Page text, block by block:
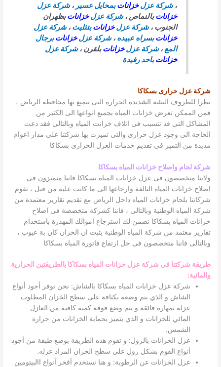
،شركة عزلخزاناتبمحايل عسير،شركة عزل
خزاناتبالنماص ،شركة عزلخزاناتبظهران
الجنوب ،شركة عزلخزاناتبتثليث،شركة عزل
خزاناتبسراه عبيده،شركة عزلخزاناتبرجال
المع،شركة عزلخزاناتبلقرن ،شركة عزل
خزاناتباحد رفيدة
شركة عزل حرارى بسكاكا
نظرا للظروف البيئية الشديدة الحرارة التى تتمتع بها محافظة الرياض ،
فمن الممكن تعرض خزانات المياه بجميع انواعها الى الكثير من
المشاكل التى قد تتسبب فى اتلاف خزانت المياه وبالتالى فقد دعت
الحاجة الى وجود عزل حرارى والتى تميزت بها شركتنا على مدار اعوام
مديدة من التميز فى تقديم خدمات العزل الحرارى بسكاكا
شركة لحام واصلاح خزانات المياه بسكاكا
ولاننا متخصصون فى عزل خزانات المياه بسكاكا فاننا متميزون فى
اصلاح خزانات المياه التالفة وارجاعها الى ما كانت علية من قبل ، تقوم
شركاتنا بلحام خزانات المياه داخل الرياض مع تقديم تقارير معتمدة من
شركة المياه الوطنية وبالتالى ، فاننا كشركة متخصصة فى اصلاح
خزانات المياه بسكاكا نضمن لك استرجاع اموالك المهدرة باستخدام
تقارير معتمد من شركة المياه الوطنية يثبت ان الخزان كان بة عيوب ،
وبالتالى فاننا متخصصون فى حل ارتفاع فاتورة المياه بسكاكا
طريقة شركتنا في شركة عزل خزانات المياه بسكاكا بالطريقتين الحرارية
والمائية:
شركة عزل خزانات المياه بسكاكا بالشاش: نحن نوفر أجود أنواع
الشاش و الذي يتم وضعه بكثافة على سطح الخزان المطلوب
عزله بمهارة فائقة و يتم وضع فوقه كمية كافية من العازل
المائي للخزانات و الذي يتميز بحماية الخزانات من حرارة
الشمس.
عزل الخزانات بالرول: و تقوم هذه الطريقة بوضع طبقة من أجود
أنواع الفوم بشكل رول على سطح الخزان المراد عزله.
عزل الخزانات عن الرطوبة: و هنا نستخدم أفخر أنواع االبيتومين